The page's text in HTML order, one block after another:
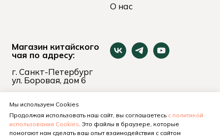
О нас
Магазин китайского
чая по адресу:
г. Санкт-Петербург
ул. Боровая, дом 6
+7 (921) 653-74-24
Мы используем Cookies
Продолжая использовать наш сайт, вы соглашаетесь с политикой
использования Cookies. Это файлы в браузере, которые
помогают нам сделать ваш опыт взаимодействия с сайтом